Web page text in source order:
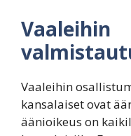
Vaaleihin
Vaaleihin
kansalaiset ovat
äänioikeus on